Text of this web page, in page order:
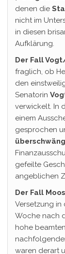
denen die
nicht im
in diesen
Aufklärung.
Der Fall
fraglich, ob
den
Senatorin
verwickelt. In
einem
gesprochen
gefeilte
angeblichen
Der Fall
Versetzung in
Woche nach
hohe
waren derart